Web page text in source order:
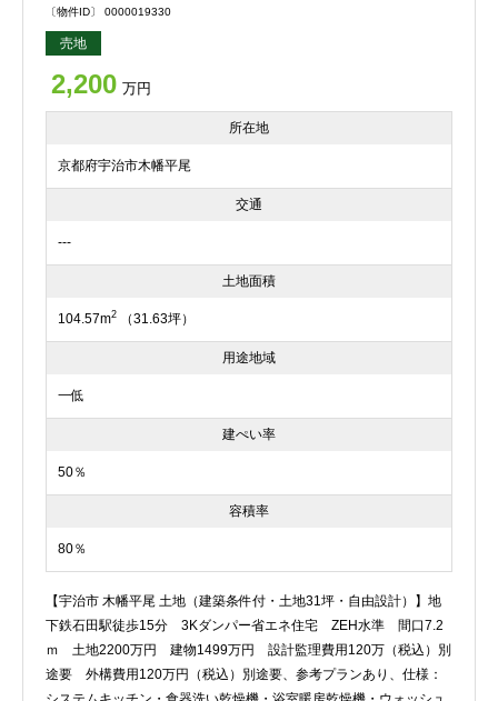
〔物件ID〕 0000019330
売地
2,200 万円
所在地
京都府宇治市木幡平尾
交通
---
土地面積
104.57m2 （31.63坪）
用途地域
一低
建ぺい率
50％
容積率
80％
【宇治市 木幡平尾 土地（建築条件付・土地31坪・自由設計）】地
下鉄石田駅徒歩15分 3Kダンパー省エネ住宅 ZEH水準 間口7.2
ｍ 土地2200万円 建物1499万円 設計監理費用120万（税込）別
途要 外構費用120万円（税込）別途要、参考プランあり、仕様：